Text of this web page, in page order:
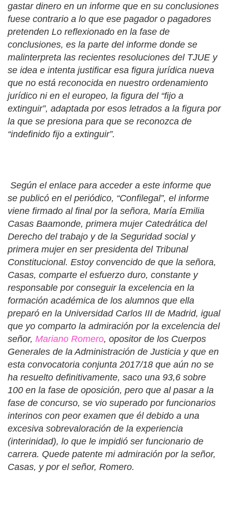
gastar dinero en un informe que en su conclusiones
fuese contrario a lo que ese pagador o pagadores
pretenden Lo reflexionado en la fase de
conclusiones, es la parte del informe donde se
malinterpreta las recientes resoluciones del TJUE y
se idea e intenta justificar esa figura jurídica nueva
que no está reconocida en nuestro ordenamiento
jurídico ni en el europeo, la figura del “fijo a
extinguir”, adaptada por esos letrados a la figura por
la que se presiona para que se reconozca de
“indefinido fijo a extinguir”.
Según el enlace para acceder a este informe que
se publicó en el periódico, “Confilegal”, el informe
viene firmado al final por la señora, María Emilia
Casas Baamonde, primera mujer Catedrática del
Derecho del trabajo y de la Seguridad social y
primera mujer en ser presidenta del Tribunal
Constitucional. Estoy convencido de que la señora,
Casas, comparte el esfuerzo duro, constante y
responsable por conseguir la excelencia en la
formación académica de los alumnos que ella
preparó en la Universidad Carlos III de Madrid, igual
que yo comparto la admiración por la excelencia del
señor, Mariano Romero, opositor de los Cuerpos
Generales de la Administración de Justicia y que en
esta convocatoria conjunta 2017/18 que aún no se
ha resuelto definitivamente, saco una 93,6 sobre
100 en la fase de oposición, pero que al pasar a la
fase de concurso, se vio superado por funcionarios
interinos con peor examen que él debido a una
excesiva sobrevaloración de la experiencia
(interinidad), lo que le impidió ser funcionario de
carrera. Quede patente mi admiración por la señor,
Casas, y por el señor, Romero.